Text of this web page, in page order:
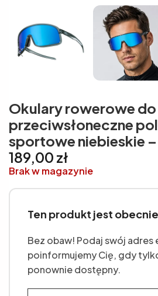
Okulary rowerowe
przeciwsłoneczne
sportowe niebieskie
189,00 zł
Brak w magazynie
Ten produkt jest
Bez obaw! Podaj swój adres
poinformujemy Cię, gdy
ponownie dostępny.